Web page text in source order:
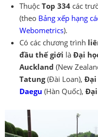
Thuộc Top 334 các
(theo Bảng xếp hạng
Webometrics).
Có các chương trình
đầu thế giới là Đại
Auckland (New
Tatung(Đài Loan), Đại
Daegu (Hàn Quốc),